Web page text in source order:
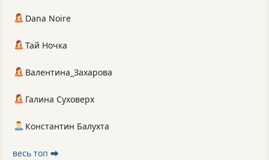
Dana Noire
Тай Ночка
Валентина_Захарова
Галина Суховерх
Константин Балухта
весь топ ⮕